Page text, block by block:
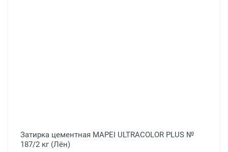
Затирка цементная MAPEI ULTRACOLOR PLUS №
187/2 кг (Лён)